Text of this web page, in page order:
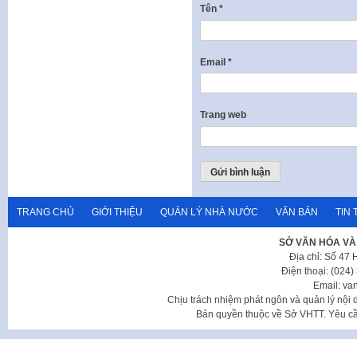
Tên *
Email *
Trang web
TRANG CHỦ GIỚI THIỆU QUẢN LÝ NHÀ NƯỚC VĂN BẢN TIN
SỞ VĂN HÓA
Địa chỉ: Số 47
Điện thoại: (024)
Email:
Chịu trách nhiệm phát ngôn và quản lý nội
Bản quyền thuộc về Sở VHTT. Yêu